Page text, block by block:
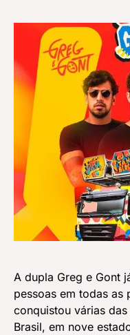
A dupla Greg e Gont
pessoas em todas as
conquistou várias
Brasil, em nove